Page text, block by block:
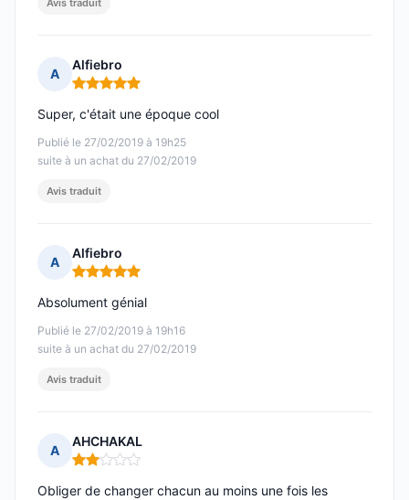
Avis traduit
A
Alfiebro
Note : 5 sur 5
Publié le 27/02/2019 à 19h25
suite à un achat du 27/02/2019
Super, c'était une époque cool
Avis traduit
A
Alfiebro
Note : 5 sur 5
Publié le 27/02/2019 à 19h16
suite à un achat du 27/02/2019
Absolument génial
Avis traduit
A
AHCHAKAL
Note : 2 sur 5
Obliger de changer chacun au moins une fois les